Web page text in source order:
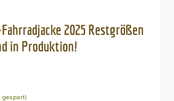
2025 Restgrößen
in Produktion!
gespart)